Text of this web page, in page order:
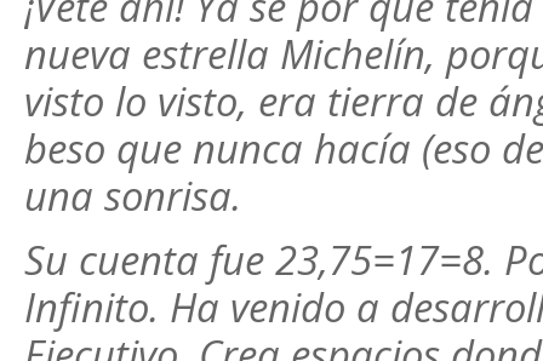
nueva estrella Michelín,
visto lo visto, era tierra de
beso que nunca hacía (eso
una sonrisa.
Su cuenta fue 23,75=17=8.
Infinito. Ha venido a